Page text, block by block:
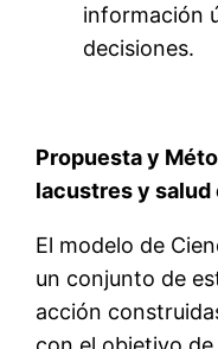
información
decisiones.
Propuesta y
lacustres y salud
El modelo de
un conjunto de
acción